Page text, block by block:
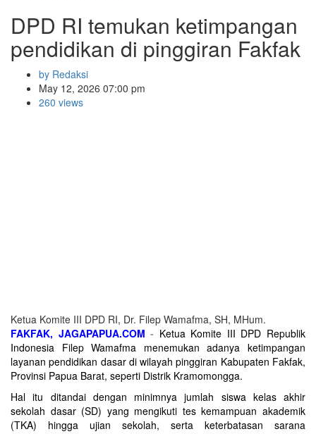
DPD RI temukan ketimpangan
pendidikan di pinggiran Fakfak
by Redaksi
May 12, 2026 07:00 pm
260 views
Ketua Komite III DPD RI, Dr. Filep Wamafma, SH, MHum.
FAKFAK, JAGAPAPUA.COM - Ketua Komite III DPD Republik
Indonesia Filep Wamafma menemukan adanya ketimpangan
layanan pendidikan dasar di wilayah pinggiran Kabupaten Fakfak,
Provinsi Papua Barat, seperti Distrik Kramomongga.
Hal itu ditandai dengan minimnya jumlah siswa kelas akhir
sekolah dasar (SD) yang mengikuti tes kemampuan akademik
(TKA) hingga ujian sekolah, serta keterbatasan sarana